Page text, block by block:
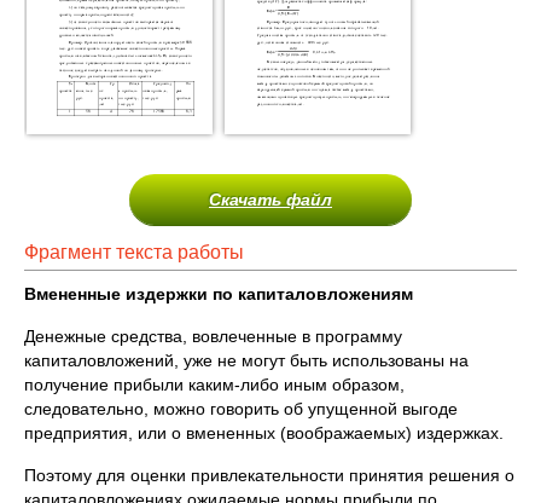
Скачать файл
Фрагмент текста работы
Вмененные издержки по капиталовложениям
Денежные средства, вовлеченные в программу
капиталовложений, уже не могут быть использованы на
получение прибыли каким-либо иным образом,
следовательно, можно говорить об упущенной выгоде
предприятия, или о вмененных (воображаемых) издержках.
Поэтому для оценки привлекательности принятия решения о